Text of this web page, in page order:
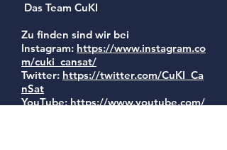
Das Team CuKI
Zu finden sind wir bei
Instagram: https://www.instagram.co
m/cuki_cansat/
Twitter: https://twitter.com/CuKI_Ca
nSat
YouTube:https://www.youtube.com/